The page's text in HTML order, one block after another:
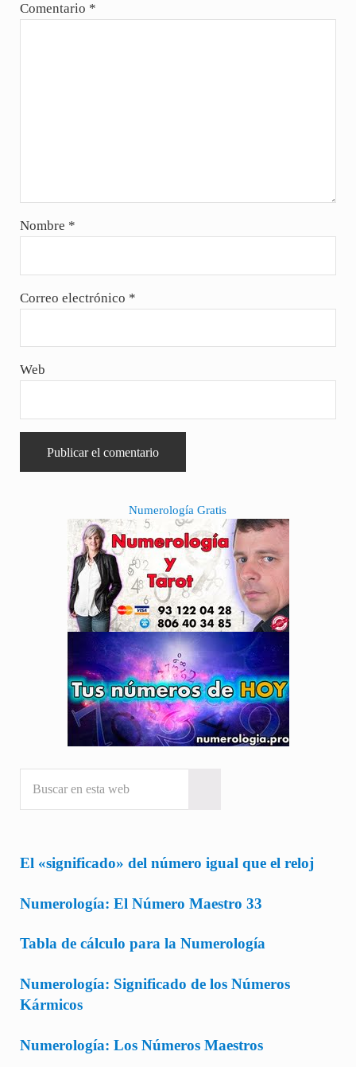
Comentario *
Nombre *
Correo electrónico *
Web
Sidebar Numerología Gratis
El «significado» del número igual que el reloj
Numerología: El Número Maestro 33
Tabla de cálculo para la Numerología
Numerología: Significado de los Números
Kármicos
Numerología: Los Números Maestros